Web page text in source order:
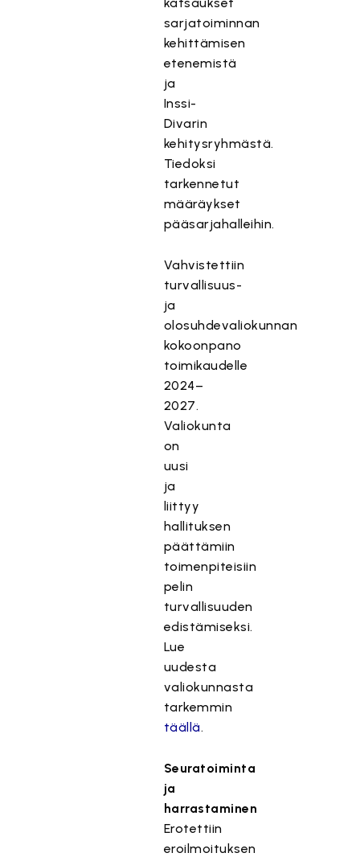
sarjatoiminnan
kehittämisen
etenemistä
ja
Inssi-
Divarin
kehitysryhmästä.
Tiedoksi
tarkennetut
määräykset
pääsarjahalleihin.
Vahvistettiin
turvallisuus-
ja
olosuhdevaliokunnan
kokoonpano
toimikaudelle
2024–
2027.
Valiokunta
on
uusi
ja
liittyy
hallituksen
päättämiin
toimenpiteisiin
pelin
turvallisuuden
edistämiseksi.
Lue
uudesta
valiokunnasta
tarkemmin
täällä.
Seuratoiminta
ja
harrastaminen
Erotettiin
eroilmoituksen